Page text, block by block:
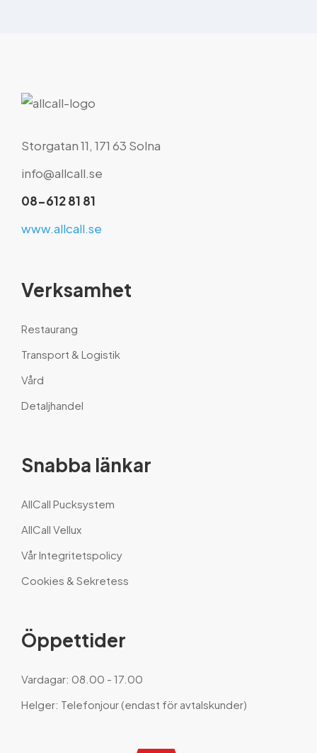
Storgatan 11, 171 63 Solna
info@allcall.se
08-612 81 81
www.allcall.se
Verksamhet
Restaurang
Transport & Logistik
Vård
Detaljhandel
Snabba länkar
AllCall Pucksystem
AllCall Vellux
Vår Integritetspolicy
Cookies & Sekretess
Öppettider
Vardagar: 08.00 - 17.00
Helger: Telefonjour (endast för avtalskunder)